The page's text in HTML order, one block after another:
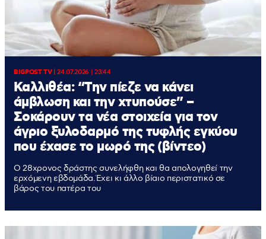
BIGPOST TV|24.07.2026 | 23:44
Καλλιθέα: “Την πίεζε να κάνει
άμβλωση και την χτυπούσε” –
Σοκάρουν τα νέα στοιχεία για τον
άγριο ξυλοδαρμό της τυφλής εγκύου
που έχασε το μωρό της (βίντεο)
Ο 28χρονος δράστης συνελήφθη και θα απολογηθεί την
ερχόμενη εβδομάδα.Έχει κι άλλο βίαιο περιστατικό σε
βάρος του πατέρα του